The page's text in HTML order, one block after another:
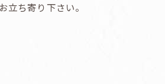
立ち寄り下さい。